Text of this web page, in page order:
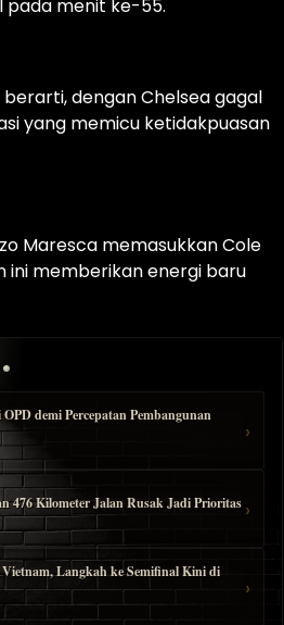
pada menit ke-55.
dengan Chelsea gagal
yang memicu ketidakpuasan
Maresca memasukkan Cole
ini memberikan energi baru
demi Percepatan Pembangunan
›
476 Kilometer Jalan Rusak Jadi Prioritas ›
Langkah ke Semifinal Kini di
›